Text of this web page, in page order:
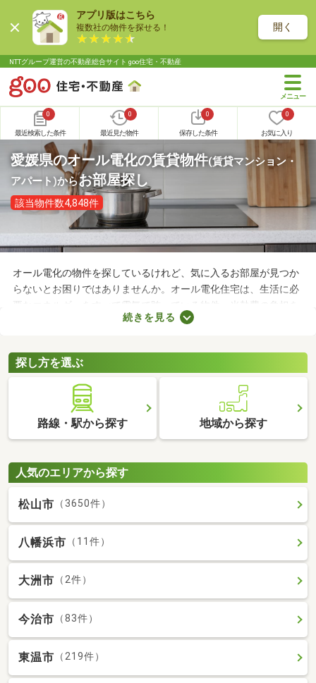
アプリ版はこちら
複数社の物件を探せる！ 開く
NTTグループ運営の不動産総合サイト goo住宅・不動産
0
最近検索した条件
0
最近見た物件
0
保存した条件
0
お気に入り
愛媛県のオール電化の賃貸物件(賃貸マンション・
アパート)からお部屋探し
該当物件数4,848件
オール電化の物件を探しているけれど、気に入るお部屋が見つか
らないとお困りではありませんか。オール電化住宅は、生活に必
要なエネルギーをすべて電気で賄っている物件。光熱費の負担を
抑える、ガスの使用による火災リスクがないなどのメリットがあ
を紹介します。
続きを見る
探し方を選ぶ
路線・駅から探す 地域から探す
人気のエリアから探す
松山市 （3650件）
八幡浜市 （11件）
大洲市 （2件）
今治市 （83件）
東温市 （219件）